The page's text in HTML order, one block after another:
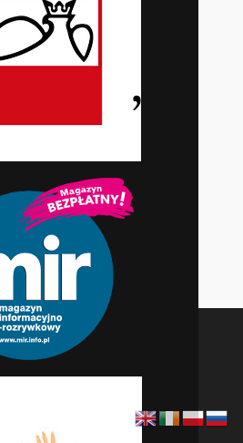
najlepszą jakość
o tym, jakich ciasteczek
wustawieniach.
Zamknij panel